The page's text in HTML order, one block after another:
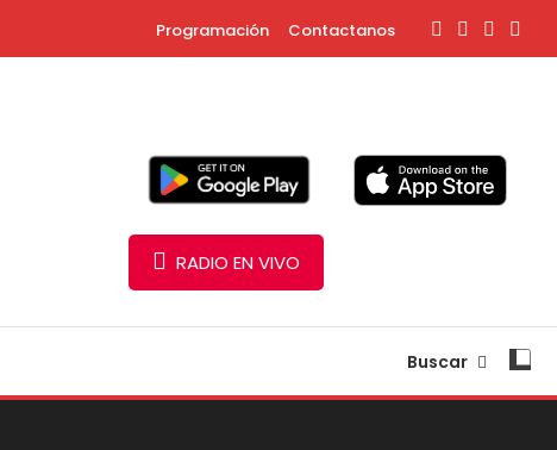
Programación Contactanos
RADIO EN VIVO
Buscar